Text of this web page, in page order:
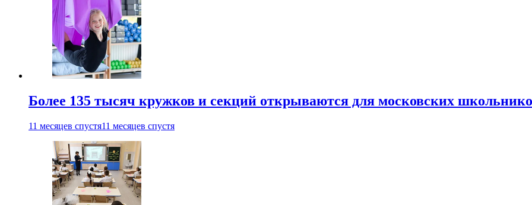
Более 135 тысяч кружков и секций открываются для московских
11 месяцев спустя11 месяцев спустя